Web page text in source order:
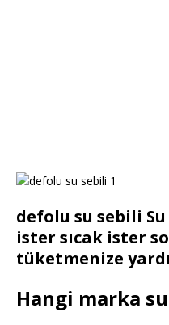
defolu su sebili
ister sıcak ister
tüketmenize
Hangi marka